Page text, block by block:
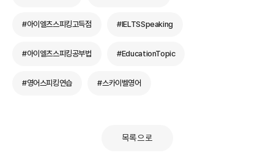
#아이엘츠스피킹고득점 #IELTSSpeaking
#아이엘츠스피킹공부법 #EducationTopic
#영어스피킹연습 #스카이벨영어
목록으로